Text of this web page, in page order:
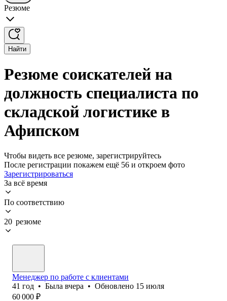
Резюме
Найти
Резюме соискателей на
должность специалиста по
складской логистике в
Афипском
Чтобы видеть все резюме, зарегистрируйтесь
После регистрации покажем ещё 56 и откроем фото
Зарегистрироваться
За всё время
По соответствию
20 резюме
Менеджер по работе с клиентами
41 год • Была вчера • Обновлено 15 июля
60 000 ₽